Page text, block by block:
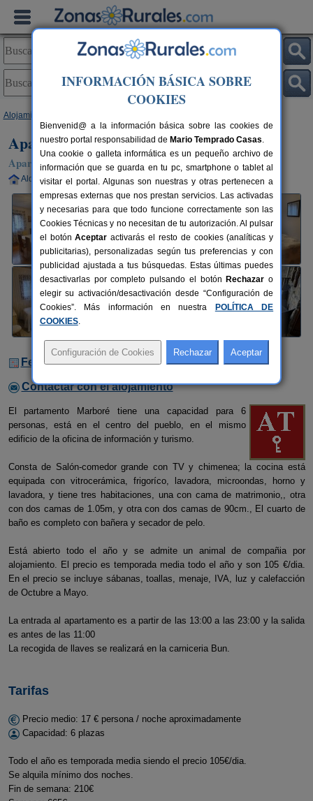
Alojamientos
Apartamento Marboré
Apartamentos Rurales en Torla-Ordesa (Huesca)
Alquiler completo 6 plazas 92 km de Huesca
Fechas Libres
Contactar con el alojamiento
El partamento Marboré tiene una capacidad para 6
personas, está en el centro del pueblo, en el mismo
edificio de la oficina de información y turismo.
Consta de Salón-comedor grande con TV y chimenea; la cocina está
equipada con vitrocerámica, frigoríco, lavadora, microondas, horno y
lavadora, y tiene tres habitaciones, una con cama de matrimonio,, otra
con dos camas de 1.05m, y otra con dos camas de 90cm., El cuarto de
baño es completo con bañera y secador de pelo.
Está abierto todo el año y se admite un animal de compañia por
alojamiento. El precio es temporada media todo el año y son 105 €/dia.
En el precio se incluye sábanas, toallas, menaje, IVA, luz y calefacción
de Octubre a Mayo.
La entrada al apartamento es a partir de las 13:00 a las 23:00 y la salida
es antes de las 11:00
La recogida de llaves se realizará en la carniceria Bun.
Tarifas
Precio medio: 17 € persona / noche aproximadamente
Capacidad: 6 plazas
Todo el año es temporada media siendo el precio 105€/dia.
Se alquila mínimo dos noches.
Fin de semana: 210€
INFORMACIÓN BÁSICA SOBRE
COOKIES
Bienvenid@ a la información básica sobre las cookies de
nuestro portal responsabilidad de Mario Temprado Casas.
Una cookie o galleta informática es un pequeño archivo de
información que se guarda en tu pc, smartphone o tablet al
visitar el portal. Algunas son nuestras y otras pertenecen a
empresas externas que nos prestan servicios. Las activadas
y necesarias para que todo funcione correctamente son las
Cookies Técnicas y no necesitan de tu autorización. Al pulsar
el botónAceptar activarás el resto de cookies (analíticas y
publicitarias), personalizadas según tus preferencias y con
publicidad ajustada a tus búsquedas. Estas últimas puedes
desactivarlas por completo pulsando el botón Rechazar o
elegir su activación/desactivación desde “Configuración de
Cookies”. Más información en nuestra
POLÍTICA DE
COOKIES.